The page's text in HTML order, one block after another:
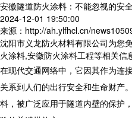
安徽隧道防火涂料：不能忽视的安
2024-12-01 19:50:00
来源：http://ah.ylfhcl.cn/
沈阳市义龙防火材料有限公司为您
火涂料,安徽防火涂料工程等相关信
在现代交通网络中，它因其作为连
关系到人们的出行安全和生命财产
料，被广泛应用于隧道内壁的保护